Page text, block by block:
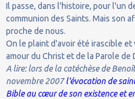
Il passe, dans l'histoire, pour l'un
communion des Saints. Mais son
proche de nous.
On le plaint d'avoir été irascible et
amour du Christ et de la Parole de
A lire: lors de la catéchèse de
novembre 2007l'évocation de
Bible au cœur de son existence et